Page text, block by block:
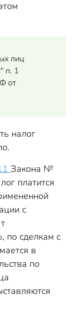
лиц
п. 1
от
налог
Закона №
платится
с
по сделкам с
в
по